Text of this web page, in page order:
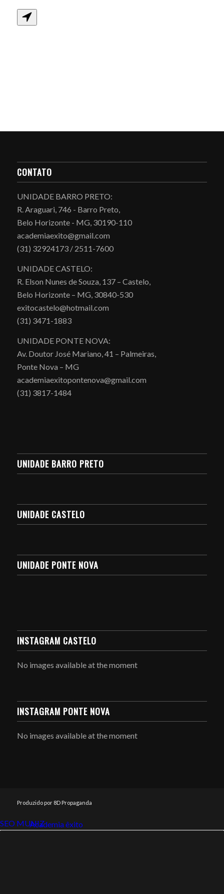
CONTATO
UNIDADE BARRO PRETO:
R. Araguari, 746 - Barro Preto,
Belo Horizonte - MG, 30190-110
academiaexito@gmail.com
(31) 32924173 / 2511-7600
UNIDADE CASTELO:
R. Elson Nunes de Souza, 137 – Castelo,
Belo Horizonte – MG, 30840-530
exitocastelo@hotmail.com
(31) 3471-1883
UNIDADE PONTE NOVA:
Av. Doutor José Mariano, 41 – Palmeiras,
Ponte Nova – MG
academiaexitopontenova@gmail.com
(31) 3817-1484
UNIDADE BARRO PRETO
UNIDADE CASTELO
UNIDADE PONTE NOVA
INSTAGRAM CASTELO
No images available at the moment
INSTAGRAM PONTE NOVA
No images available at the moment
Produzido por 8D Propaganda
SEO MUNIZ
Link112Academia êxito